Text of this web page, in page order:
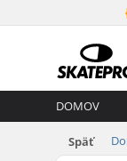
DOMOV
Späť